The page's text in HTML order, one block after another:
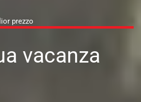
prezzo
vacanza